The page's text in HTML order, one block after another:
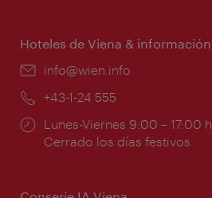
Hoteles de Viena & información
e-
info@wien.info
Teléfono:
+43-1-24 555
Horarios
de
Lunes-Viernes 9:00 – 17:00 h
Cerrado los días festivos